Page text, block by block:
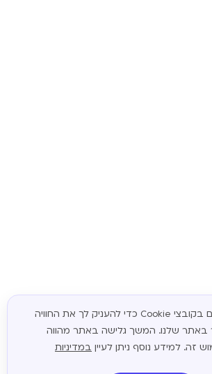
המשך
אנו משתמשים בקובצי Cookie כדי להעניק לך את החוויה
באתר שלנו. המשך גלישה באתר מהווה
זה. למידע נוסף ניתן לעיין במדיניות